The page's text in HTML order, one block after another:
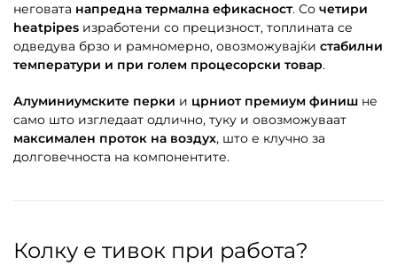
неговата напредна термална ефикасност. Со четири
heatpipes изработени со прецизност, топлината се
одведува брзо и рамномерно, овозможувајќи стабилни
температури и при голем процесорски товар.
Алуминиумските перки и црниот премиум финиш не
само што изгледаат одлично, туку и овозможуваат
максимален проток на воздух, што е клучно за
долговечноста на компонентите.
Колку е тивок при работа?